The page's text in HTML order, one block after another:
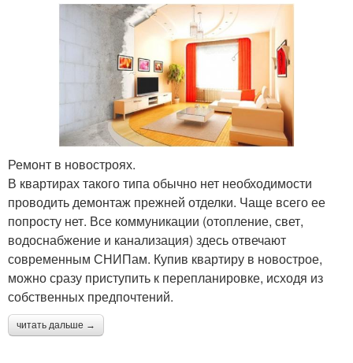
Ремонт в новостроях.
В квартирах такого типа обычно нет необходимости
проводить демонтаж прежней отделки. Чаще всего ее
попросту нет. Все коммуникации (отопление, свет,
водоснабжение и канализация) здесь отвечают
современным СНИПам. Купив квартиру в новострое,
можно сразу приступить к перепланировке, исходя из
собственных предпочтений.
читать дальше →